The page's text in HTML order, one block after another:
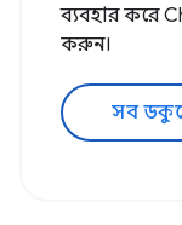
ব্যবহার করে
করুন।
সব